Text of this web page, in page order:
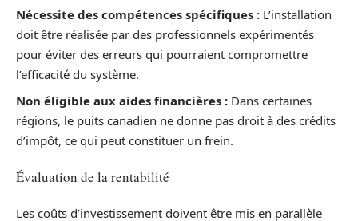
Nécessite des compétences spécifiques : L’installation
doit être réalisée par des professionnels expérimentés
pour éviter des erreurs qui pourraient compromettre
l’efficacité du système.
Non éligible aux aides financières : Dans certaines
régions, le puits canadien ne donne pas droit à des crédits
d’impôt, ce qui peut constituer un frein.
Évaluation de la rentabilité
Les coûts d’investissement doivent être mis en parallèle